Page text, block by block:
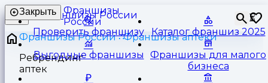
Франшизы
России
⏳
Закрыть
Проверить франшизу Каталог франшиз 2025
Выгодные франшизы
Франшизы для малого
бизнеса
Франшизы России
Франшизы аптеки
Ребрендинг
аптек